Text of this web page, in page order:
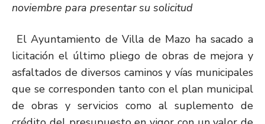
noviembre para presentar su solicitud
El Ayuntamiento de Villa de Mazo ha sacado a
licitación el último pliego de obras de mejora y
asfaltados de diversos caminos y vías municipales
que se corresponden tanto con el plan municipal
de obras y servicios como al suplemento de